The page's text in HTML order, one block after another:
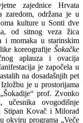
zajednice Hrvata
zaredom, održana je u
kulture u Sonti dve
od sitnog veza žica
i momaka u starinskim
koreografije Šokačke
aplauza i ovacija
je započela u
na dosadašnjih pet
je u prostorijama
prof. Zvonko
učesnika ovogodišnje
Stipan Kovač i Milorad
okviru programa „Veče